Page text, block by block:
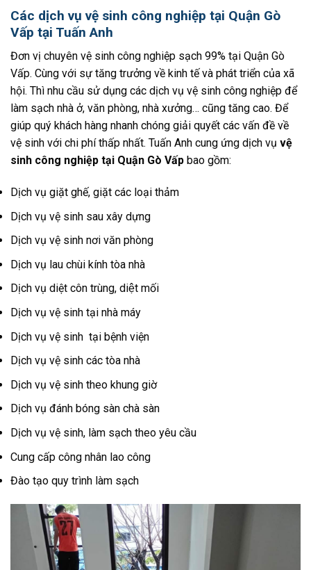
Các dịch vụ vệ sinh công nghiệp tại Quận Gò
Vấp tại Tuấn Anh
Đơn vị chuyên vệ sinh công nghiệp sạch 99% tại Quận Gò
Vấp. Cùng với sự tăng trưởng về kinh tế và phát triển của xã
hội. Thì nhu cầu sử dụng các dịch vụ vệ sinh công nghiệp để
làm sạch nhà ở, văn phòng, nhà xưởng… cũng tăng cao. Để
giúp quý khách hàng nhanh chóng giải quyết các vấn đề về
vệ sinh với chi phí thấp nhất. Tuấn Anh cung ứng dịch vụ vệ
sinh công nghiệp tại Quận Gò Vấp bao gồm:
Dịch vụ giặt ghế, giặt các loại thảm
Dịch vụ vệ sinh sau xây dựng
Dịch vụ vệ sinh nơi văn phòng
Dịch vụ lau chùi kính tòa nhà
Dịch vụ diệt côn trùng, diệt mối
Dịch vụ vệ sinh tại nhà máy
Dịch vụ vệ sinh tại bệnh viện
Dịch vụ vệ sinh các tòa nhà
Dịch vụ vệ sinh theo khung giờ
Dịch vụ đánh bóng sàn chà sàn
Dịch vụ vệ sinh, làm sạch theo yêu cầu
Cung cấp công nhân lao công
Đào tạo quy trình làm sạch